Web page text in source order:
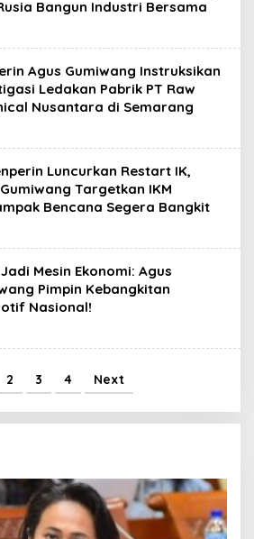
Bangun Industri Bersama
Agus Gumiwang Instruksikan
Ledakan Pabrik PT Raw
Nusantara di Semarang
Luncurkan Restart IK,
Targetkan IKM
Bencana Segera Bangkit
Jadi Mesin Ekonomi: Agus
Pimpin Kebangkitan
Nasional!
2 3 4 Next